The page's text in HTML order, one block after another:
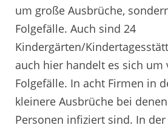
um große Ausbrüche,
Folgefälle. Auch sind 24
Kindergärten/
auch hier handelt es sich um
Folgefälle. In acht Firmen in
kleinere Ausbrüche bei
Personen infiziert sind. In